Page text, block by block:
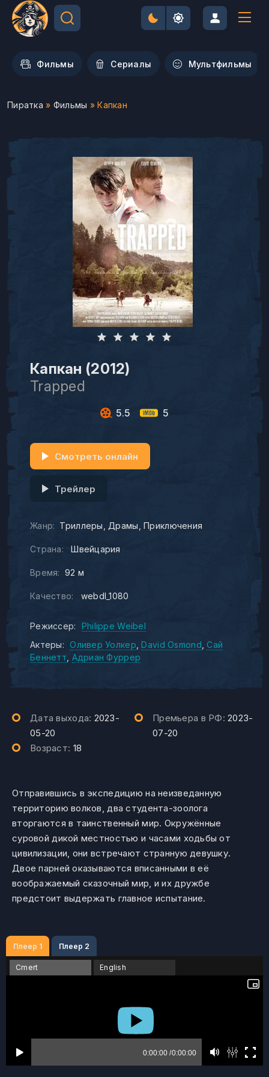
Фильмы Сериалы Мультфильмы
Пиратка » Фильмы » Капкан
Капкан (2012)
Trapped
5.5 5
Жанр: Триллеры Драмы Приключения
Страна: Швейцария
Время: 92 м
Качество: webdl_1080
Смотреть онлайн
Трейлер
Режиссер:
Philippe Weibel
Актеры:
Оливер Уолкер David Osmond Сай
Беннетт Адриан Фуррер
Дата выхода: 2023-
05-20
Премьера в РФ:2023-
07-20
Возраст: 18
Отправившись в экспедицию на неизведанную
территорию волков, два студента-зоолога
вторгаются в таинственный мир. Окружённые
суровой дикой местностью и часами ходьбы от
цивилизации, они встречают странную девушку.
Двое парней оказываются вписанными в её
воображаемый сказочный мир, и их дружбе
предстоит выдержать главное испытание.
Плеер 1 Плеер 2
Cmert English